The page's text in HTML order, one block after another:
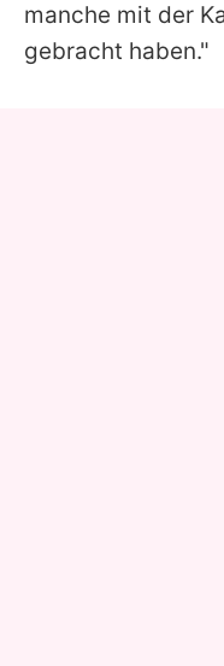
manche mit der
gebracht haben."